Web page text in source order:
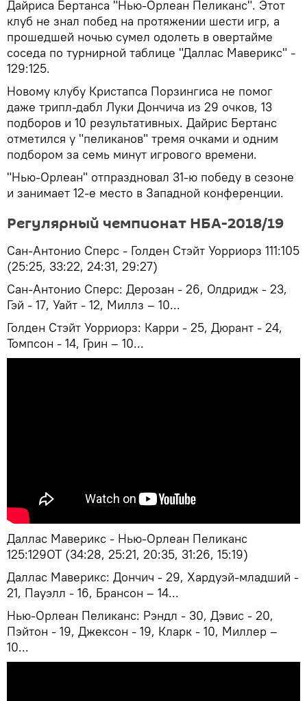
Дайриса Бертанса "Нью-Орлеан Пеликанс". Этот
клуб не знал побед на протяжении шести игр, а
прошедшей ночью сумел одолеть в овертайме
соседа по турнирной таблице "Даллас Маверикс" -
129:125.
Новому клубу Кристапса Порзингиса не помог
даже трипл-дабл Луки Дончича из 29 очков, 13
подборов и 10 результативных. Дайрис Бертанс
отметился у "пеликанов" тремя очками и одним
подбором за семь минут игрового времени.
"Нью-Орлеан" отпраздновал 31-ю победу в сезоне
и занимает 12-е место в Западной конференции.
Регулярный чемпионат НБА-2018/19
Сан-Антонио Сперс - Голден Стэйт Уорриорз 111:105
(25:25, 33:22, 24:31, 29:27)
Сан-Антонио Сперс: Дерозан - 26, Олдридж - 23,
Гэй - 17, Уайт - 12, Миллз – 10...
Голден Стэйт Уорриорз: Карри - 25, Дюрант - 24,
Томпсон - 14, Грин – 10...
Даллас Маверикс - Нью-Орлеан Пеликанс
125:129ОТ (34:28, 25:21, 20:35, 31:26, 15:19)
Даллас Маверикс: Дончич - 29, Хардуэй-младший -
21, Пауэлл - 16, Брансон – 14...
Нью-Орлеан Пеликанс: Рэндл - 30, Дэвис - 20,
Пэйтон - 19, Джексон - 19, Кларк - 10, Миллер –
10...